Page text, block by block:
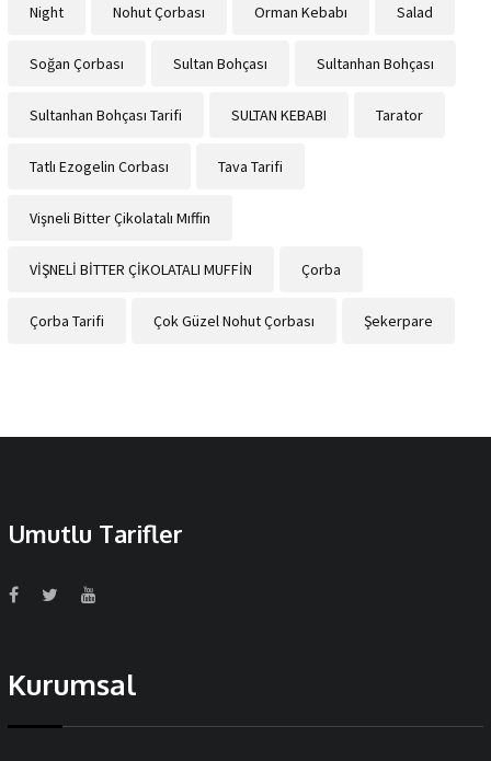
Night Nohut Çorbası Orman Kebabı Salad
Soğan Çorbası Sultan Bohçası Sultanhan Bohçası
Sultanhan Bohçası Tarifi SULTAN KEBABI Tarator
Tatlı Ezogelin Corbası Tava Tarifi
Vişneli Bitter Çikolatalı Mıffin
VİŞNELİ BİTTER ÇİKOLATALI MUFFİN Çorba
Çorba Tarifi Çok Güzel Nohut Çorbası Şekerpare
Umutlu Tarifler
Kurumsal